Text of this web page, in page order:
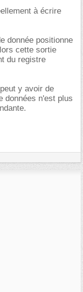
à écrire
donnée positionne
cette sortie
du registre
y avoir de
données n'est plus